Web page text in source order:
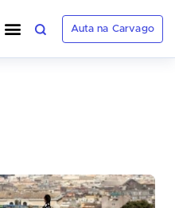
Auta na Carvago